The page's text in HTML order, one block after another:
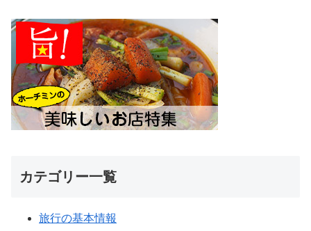
カテゴリー一覧
旅行の基本情報